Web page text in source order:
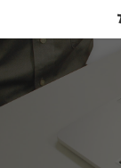
テ
ン
ツ
へ
ゲ
ー
シ
ョ